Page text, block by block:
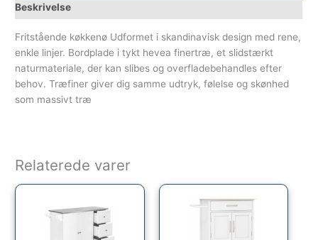
Beskrivelse
Fritstående køkkenø Udformet i skandinavisk design med rene,
enkle linjer. Bordplade i tykt hevea finertræ, et slidstærkt
naturmateriale, der kan slibes og overfladebehandles efter
behov. Træfiner giver dig samme udtryk, følelse og skønhed
som massivt træ
Relaterede varer